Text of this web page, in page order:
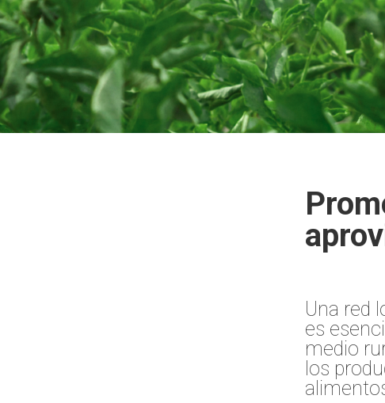
Una red
es
medio
los